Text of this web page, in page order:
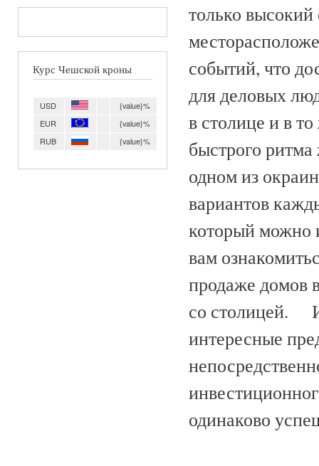
Курс Чешской кроны
USD
{value}%
EUR
{value}%
RUB
{value}%
только высокий
событий, что
для деловых
в столице и в
быстрого
одном из
вариантов
который можно
вам
продаже домов
со столицей. И
интересные
одинаково